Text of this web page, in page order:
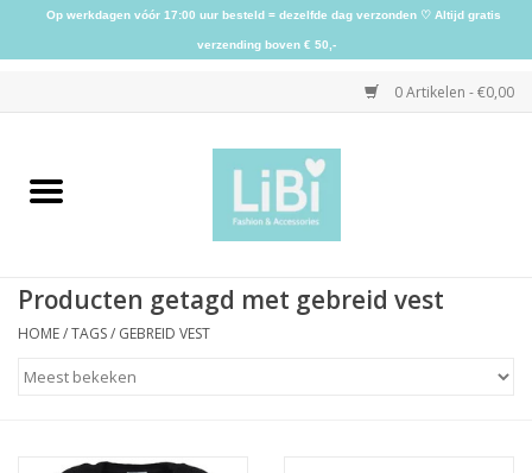
0 Artikelen - €0,00
Home
Schoenen
Producten getagd met gebreid vest
HOME/TAGS/ GEBREID VEST
Op werkdagen vóór 17:00 uur besteld = dezelfde dag verzonden ♡ Altijd gratis
verzending boven € 50,-